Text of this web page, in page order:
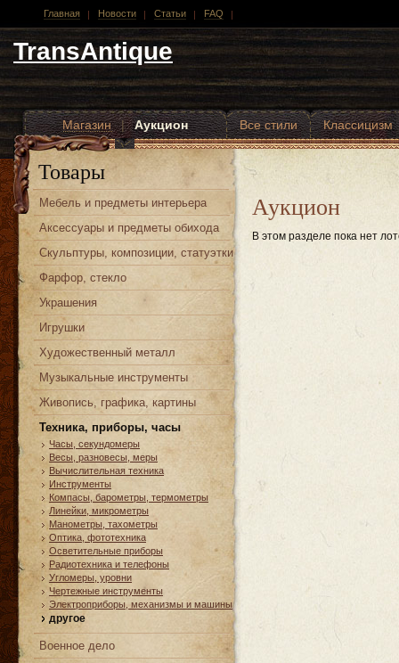
Главная Новости Статьи FAQ
TransAntique
Магазин | Аукцион Все стили
Классицизм
Другие стили
Товары
Мебель и предметы интерьера
Аксессуары и предметы обихода
Скульптуры, композиции, статуэтки
Фарфор, стекло
Украшения
Игрушки
Художественный металл
Музыкальные инструменты
Живопись, графика, картины
Техника, приборы, часы
Часы, cекундомеры
Весы, разновесы, меры
Вычислительная техника
Инструменты
Компасы, барометры, термометры
Линейки, микрометры
Манометры, тахометры
Оптика, фототехника
Осветительные приборы
Радиотехника и телефоны
Угломеры, уровни
Чертежные инструменты
Электроприборы, механизмы и машины
другое
Военное дело
Аукцион
В этом разделе пока нет